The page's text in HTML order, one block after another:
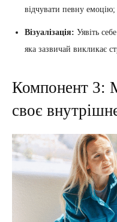
відчувати певну
Візуалізація: Уявіть
яка зазвичай викликає
Компонент 3:
своє